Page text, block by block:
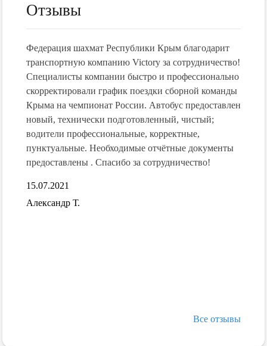
Отзывы
Федерация шахмат Республики Крым благодарит
транспортную компанию Victory за сотрудничество!
Специалисты компании быстро и профессионально
скорректировали график поездки сборной команды
Крыма на чемпионат России. Автобус предоставлен
новый, технически подготовленный, чистый;
водители профессиональные, корректные,
пунктуальные. Необходимые отчётные документы
предоставлены . Спасибо за сотрудничество!
15.07.2021
Александр Т.
Все отзывы